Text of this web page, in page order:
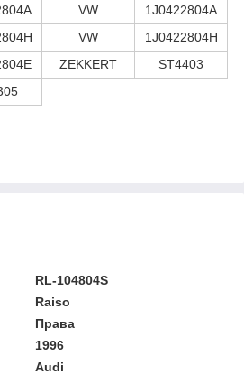
VW
1J0422804A
VW
1J0422804H
ZEKKERT
ST4403
RL-104804S
Raiso
Права
1996
Audi